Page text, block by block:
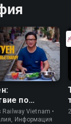
по
Railway Vietnam •
Информация